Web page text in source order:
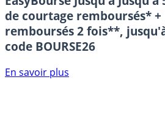
de courtage remboursés*
remboursés 2 fois**,
code BOURSE26
En savoir plus